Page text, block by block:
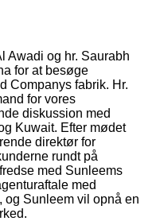
Awadi og hr. Saurabh
for at besøge
Companys fabrik. Hr.
for vores
diskussion med
Kuwait. Efter mødet
direktør for
rundt på
med Sunleems
med
og Sunleem vil opnå en